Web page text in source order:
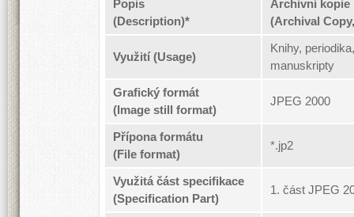
Popis
(Description)*
Archivní kopie
(Archival
Využití (Usage)
Knihy,
manuskripty
Grafický formát
(Image still format)
JPEG 2000
Přípona formátu
(File format)
*.jp2
Využitá část specifikace
(Specification Part)
1. část JPEG